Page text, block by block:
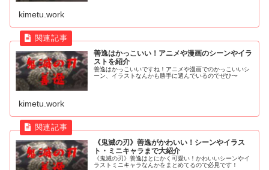
kimetu.work
善逸はかっこいい！アニメや漫画のシーンやイラ
ストを紹介
善逸はかっこいいですね！アニメや漫画でのかっこいいシ
ーン、イラストなんかも勝手に選んでいるのでぜひ〜
kimetu.work
《鬼滅の刃》善逸がかわいい！シーンやイラス
ト・ミニキャラまで大紹介
《鬼滅の刃》善逸はとにかく可愛い！かわいいシーンやイ
ラストミニキャラなんかをまとめてるので必見です！